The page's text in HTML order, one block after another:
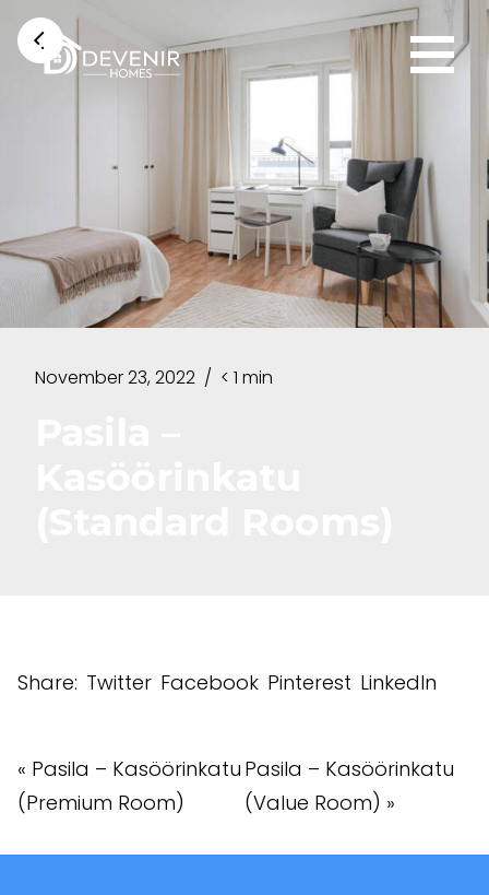
November 23, 2022 / < 1 min
Share: Twitter Facebook Pinterest LinkedIn
« Pasila – Kasöörinkatu
(Premium Room)
Pasila – Kasöörinkatu
(Value Room) »